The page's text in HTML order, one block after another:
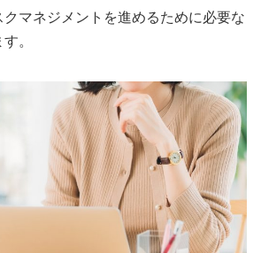
マネジメントを進めるために必要な
。